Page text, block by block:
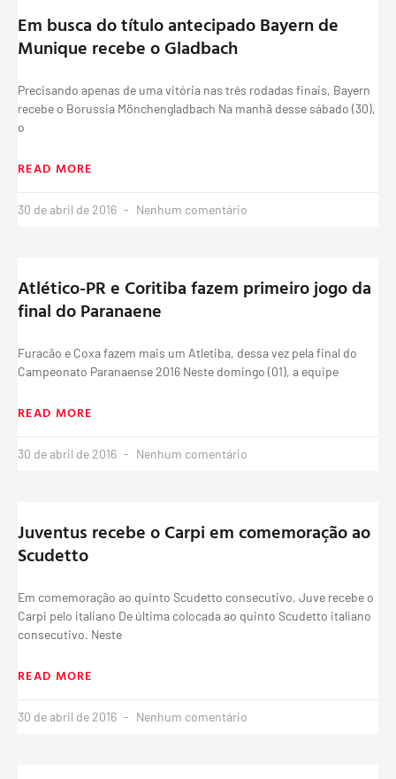
Em busca do título antecipado Bayern de
Munique recebe o Gladbach
Precisando apenas de uma vitória nas três rodadas finais, Bayern
recebe o Borussia Mönchengladbach Na manhã desse sábado (30),
o
READ MORE
30 de abril de 2016 Nenhum comentário
Atlético-PR e Coritiba fazem primeiro jogo da
final do Paranaene
Furacão e Coxa fazem mais um Atletiba, dessa vez pela final do
Campeonato Paranaense 2016 Neste domingo (01), a equipe
READ MORE
30 de abril de 2016 Nenhum comentário
Juventus recebe o Carpi em comemoração ao
Scudetto
Em comemoração ao quinto Scudetto consecutivo, Juve recebe o
Carpi pelo italiano De última colocada ao quinto Scudetto italiano
consecutivo. Neste
READ MORE
30 de abril de 2016 Nenhum comentário